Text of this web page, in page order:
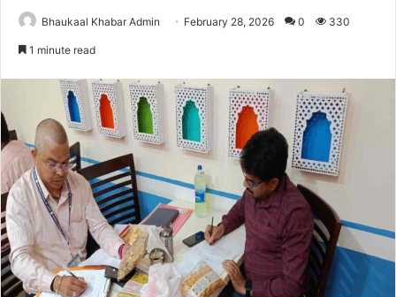
Bhaukaal Khabar Admin February 28, 2026 0 330
1 minute read